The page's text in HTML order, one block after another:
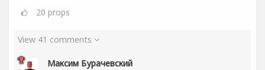
20 props
View 41 comments
Максим Бурачевский